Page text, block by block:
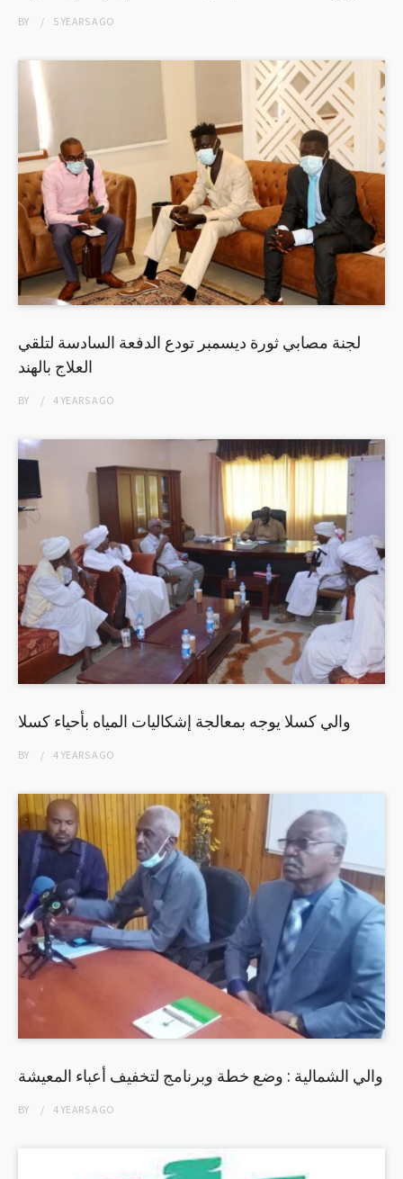
BY 5 YEARSAGO
لجنة مصابي ثورة ديسمبر تودع الدفعة السادسة لتلقي
العلاج بالهند
BY 4 YEARSAGO
والي كسلا يوجه بمعالجة إشكاليات المياه بأحياء كسلا
BY 4 YEARSAGO
والي الشمالية : وضع خطة وبرنامج لتخفيف أعباء المعيشة
BY 4 YEARSAGO